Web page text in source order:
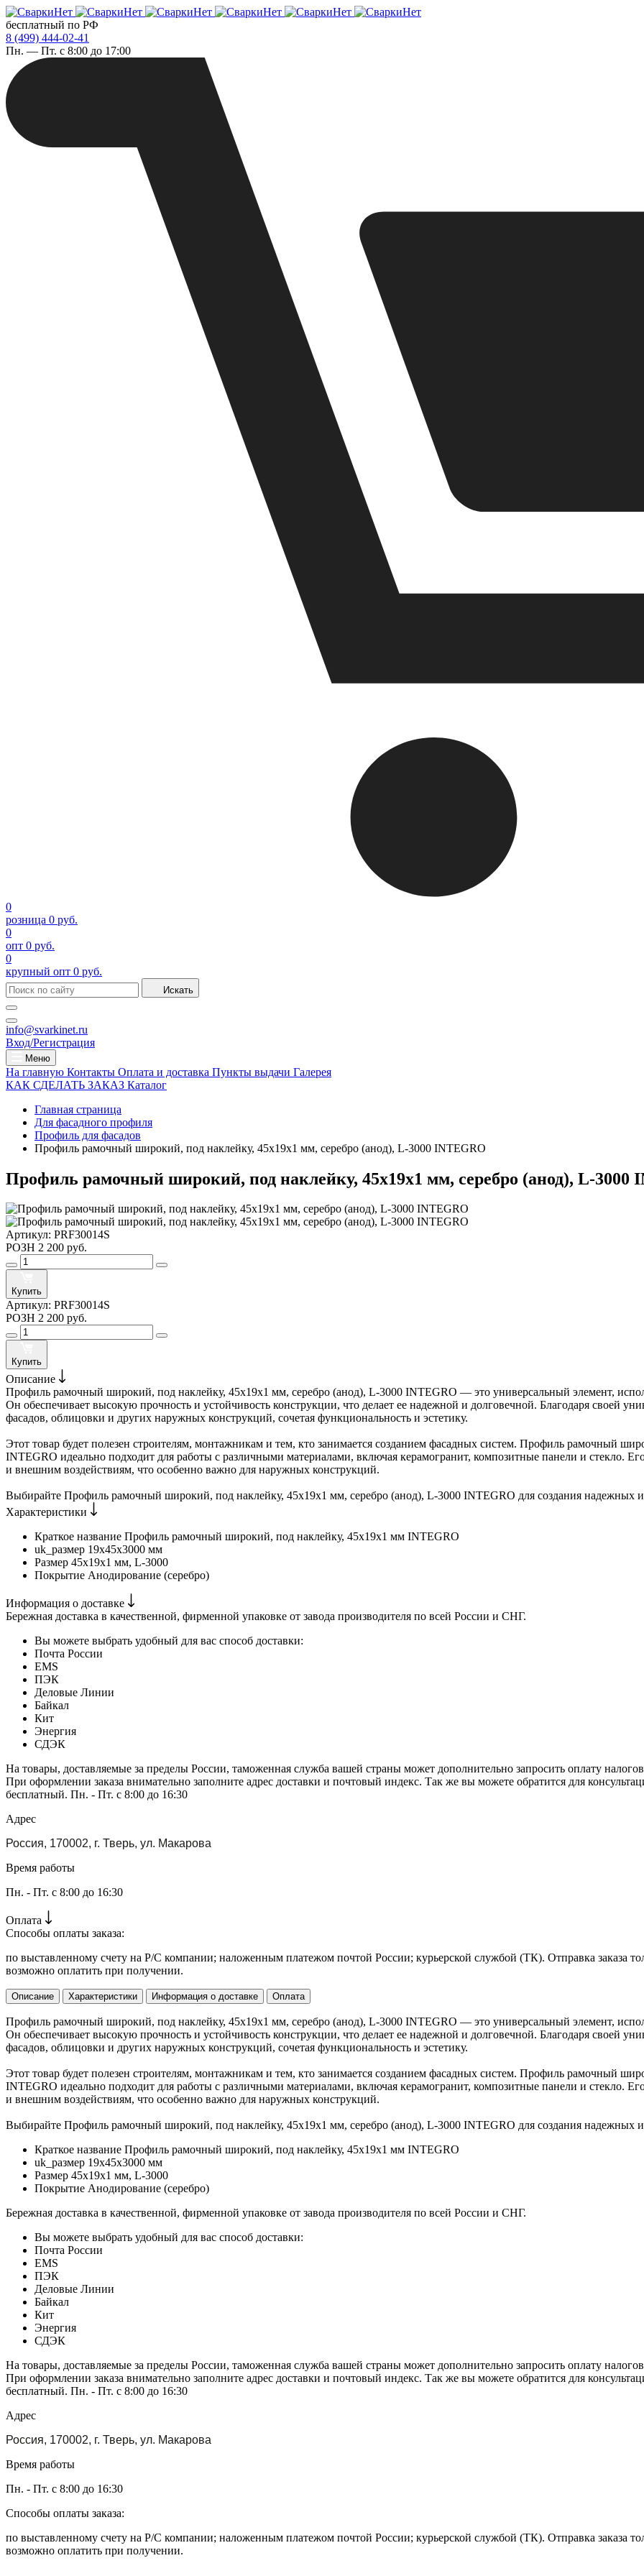
бесплатный по РФ
8 (499) 444-02-41
Пн. — Пт. с 8:00 до 17:00
0
розница 0 руб.
0
опт 0 руб.
0
крупный опт 0 руб.
Искать
info@svarkinet.ru
Вход/Регистрация
Меню
На главную Контакты Оплата и доставка Пункты выдачи Галерея
КАК СДЕЛАТЬ ЗАКАЗ Каталог
Главная страница
Для фасадного профиля
Профиль для фасадов
Профиль рамочный широкий, под наклейку, 45х19х1 мм, серебро (анод), L-3000 INTEGRO
Профиль рамочный широкий, под наклейку, 45х19х1 мм, серебро (анод), L-3000
Артикул: PRF30014S
РОЗН 2 200 руб.
Купить
Артикул: PRF30014S
РОЗН 2 200 руб.
Купить
Описание
Профиль рамочный широкий, под наклейку, 45х19х1 мм, серебро (анод), L-3000 INTEGRO — это универсальный элемент,
Он обеспечивает высокую прочность и устойчивость конструкции, что делает ее надежной и долговечной. Благодаря своей
фасадов, облицовки и других наружных конструкций, сочетая функциональность и эстетику.
Этот товар будет полезен строителям, монтажникам и тем, кто занимается созданием фасадных систем. Профиль рамочный
INTEGRO идеально подходит для работы с различными материалами, включая керамогранит, композитные панели и стекло.
и внешним воздействиям, что особенно важно для наружных конструкций.
Выбирайте Профиль рамочный широкий, под наклейку, 45х19х1 мм, серебро (анод), L-3000 INTEGRO для создания надежных
Характеристики
Краткое название Профиль рамочный широкий, под наклейку, 45х19х1 мм INTEGRO
uk_размер 19х45х3000 мм
Размер 45х19х1 мм, L-3000
Покрытие Анодирование (серебро)
Информация о доставке
Бережная доставка в качественной, фирменной упаковке от завода производителя по всей России и СНГ.
Вы можете выбрать удобный для вас способ доставки:
Почта России
EMS
ПЭК
Деловые Линии
Байкал
Кит
Энергия
СДЭК
На товары, доставляемые за пределы России, таможенная служба вашей страны может дополнительно запросить оплату
При оформлении заказа внимательно заполните адрес доставки и почтовый индекс. Так же вы можете обратится для
бесплатный. Пн. - Пт. с 8:00 до 16:30
Адрес
Россия, 170002, г. Тверь, ул. Макарова
Время работы
Пн. - Пт. с 8:00 до 16:30
Оплата
Способы оплаты заказа:
по выставленному счету на Р/С компании; наложенным платежом почтой России; курьерской службой (ТК). Отправка заказа
возможно оплатить при получении.
Описание Характеристики Информация о доставке Оплата
Профиль рамочный широкий, под наклейку, 45х19х1 мм, серебро (анод), L-3000 INTEGRO — это универсальный элемент,
Он обеспечивает высокую прочность и устойчивость конструкции, что делает ее надежной и долговечной. Благодаря своей
фасадов, облицовки и других наружных конструкций, сочетая функциональность и эстетику.
Этот товар будет полезен строителям, монтажникам и тем, кто занимается созданием фасадных систем. Профиль рамочный
INTEGRO идеально подходит для работы с различными материалами, включая керамогранит, композитные панели и стекло.
и внешним воздействиям, что особенно важно для наружных конструкций.
Выбирайте Профиль рамочный широкий, под наклейку, 45х19х1 мм, серебро (анод), L-3000 INTEGRO для создания надежных
Краткое название Профиль рамочный широкий, под наклейку, 45х19х1 мм INTEGRO
uk_размер 19х45х3000 мм
Размер 45х19х1 мм, L-3000
Покрытие Анодирование (серебро)
Бережная доставка в качественной, фирменной упаковке от завода производителя по всей России и СНГ.
Вы можете выбрать удобный для вас способ доставки:
Почта России
EMS
ПЭК
Деловые Линии
Байкал
Кит
Энергия
СДЭК
На товары, доставляемые за пределы России, таможенная служба вашей страны может дополнительно запросить оплату
При оформлении заказа внимательно заполните адрес доставки и почтовый индекс. Так же вы можете обратится для
бесплатный. Пн. - Пт. с 8:00 до 16:30
Адрес
Россия, 170002, г. Тверь, ул. Макарова
Время работы
Пн. - Пт. с 8:00 до 16:30
Способы оплаты заказа:
по выставленному счету на Р/С компании; наложенным платежом почтой России; курьерской службой (ТК). Отправка заказа
возможно оплатить при получении.